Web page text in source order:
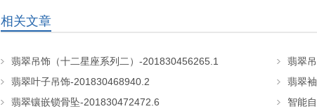
相关文章
翡翠吊饰（十二星座系列二）-201830456265.1
翡翠
翡翠叶子吊饰-201830468940.2
翡翠
翡翠镶嵌锁骨坠-201830472472.6
智能